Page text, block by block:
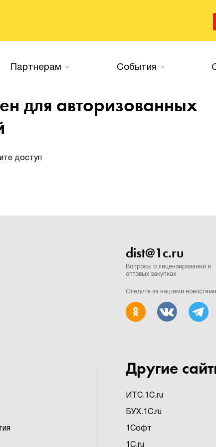
Партнерам События
для авторизованных
доступ
dist@1c.ru
Вопросы о лицензировании и
оптовых закупках
Следите за нашими
Другие
ИTC.1C.ru
БУХ.1C.ru
1Софт
1C.ru